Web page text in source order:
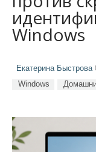
Windows
Екатерина Быстрова
Windows